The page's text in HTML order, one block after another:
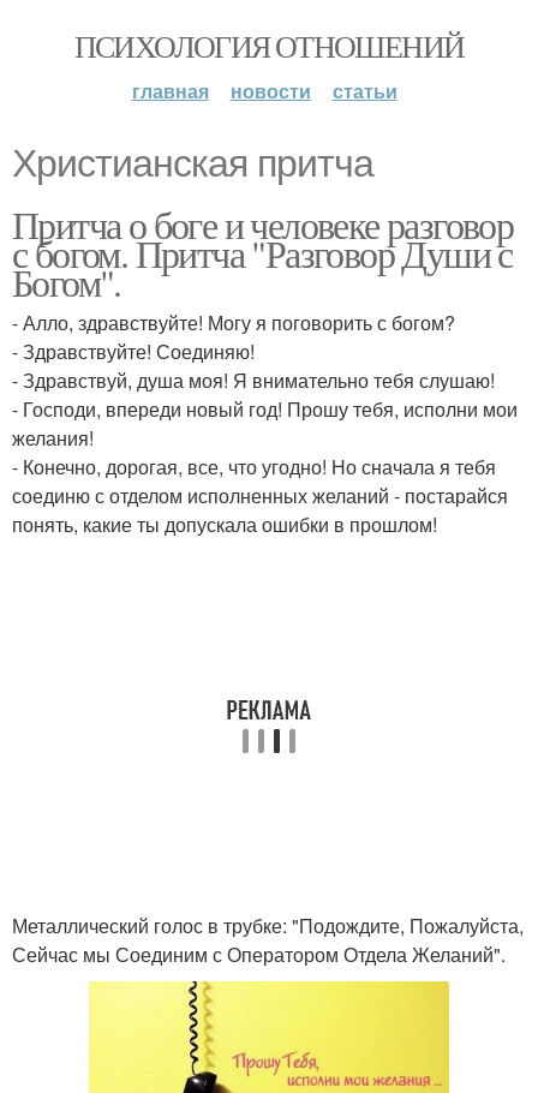
ПСИХОЛОГИЯ ОТНОШЕНИЙ
главная новости статьи
Христианская притча
Притча о боге и человеке разговор
с богом. Притча "Разговор Души с
Богом".
- Алло, здравствуйте! Могу я поговорить с богом?
- Здравствуйте! Соединяю!
- Здравствуй, душа моя! Я внимательно тебя слушаю!
- Господи, впереди новый год! Прошу тебя, исполни мои
желания!
- Конечно, дорогая, все, что угодно! Но сначала я тебя
соединю с отделом исполненных желаний - постарайся
понять, какие ты допускала ошибки в прошлом!
Металлический голос в трубке: "Подождите, Пожалуйста,
Сейчас мы Соединим с Оператором Отдела Желаний".